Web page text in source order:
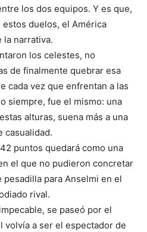
los dos equipos. Y es que,
duelos, el América
narrativa.
los celestes, no
de finalmente quebrar esa
cada vez que enfrentan a las
siempre, fue el mismo: una
alturas, suena más a una
casualidad.
puntos quedará como una
el que no pudieron concretar
pesadilla para Anselmi en el
rival.
se paseó por el
volvía a ser el espectador de